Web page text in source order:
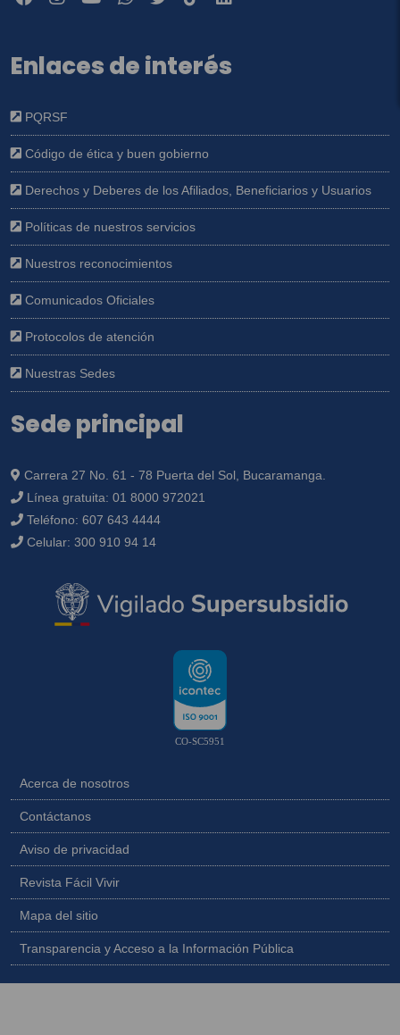
Enlaces de interés
PQRSF
Código de ética y buen gobierno
Derechos y Deberes de los Afiliados, Beneficiarios y Usuarios
Políticas de nuestros servicios
Nuestros reconocimientos
Comunicados Oficiales
Protocolos de atención
Nuestras Sedes
Sede principal
Carrera 27 No. 61 - 78 Puerta del Sol, Bucaramanga.
Línea gratuita: 01 8000 972021
Teléfono: 607 643 4444
Celular: 300 910 94 14
CO-SC5951
Acerca de nosotros
Contáctanos
Aviso de privacidad
Revista Fácil Vivir
Mapa del sitio
Transparencia y Acceso a la Información Pública